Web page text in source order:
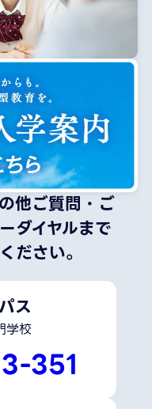
他ご質問・ご
ダイヤルまで
ださい。
ス
学校
351